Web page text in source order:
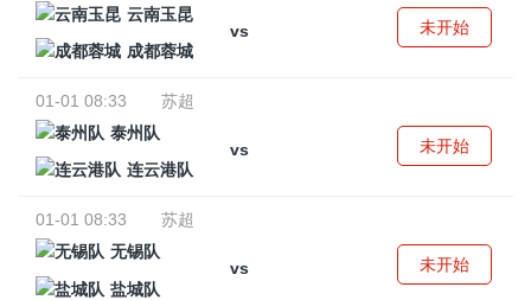
云南玉昆
vs
成都蓉城
未开始
01-01 08:33
苏超
泰州队
vs
连云港队
未开始
01-01 08:33
苏超
无锡队
vs
盐城队
未开始